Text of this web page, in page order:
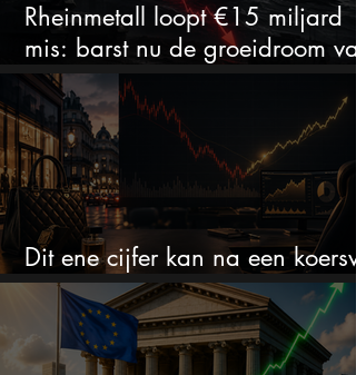
Rheinmetall loopt €15 miljard
mis: barst nu de groeidroom van
het defensiebedrijf?
Dit ene cijfer kan na een
van 50% alles veranderen